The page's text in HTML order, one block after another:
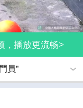
，播放更流畅>
員”